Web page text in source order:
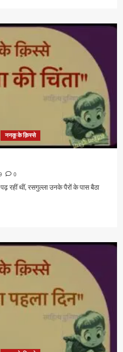
ननकू के क़िस्से
0
रहीं थीं, रसगुल्ला उनके पैरों के पास बैठा